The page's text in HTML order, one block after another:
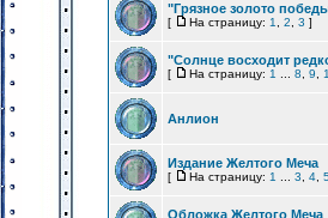
"Грязное золото
[ На страницу: 1 2 3 ]
"Солнце восходит
[ На страницу: 1 8 9
Анлион
Издание Желтого Меча
[ На страницу: 1 3 4
Обложка Желтого Меча